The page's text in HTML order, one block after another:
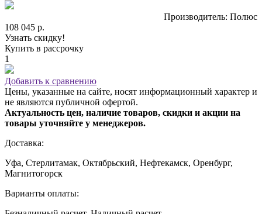
Производитель: Полюс
108 045 р.
Узнать скидку!
Купить в рассрочку
1
Добавить к сравнению
Цены, указанные на сайте, носят информационный характер и
не являются публичной офертой.
Актуальность цен, наличие товаров, скидки и акции на
товары уточняйте у менеджеров.
Доставка:
Уфа, Стерлитамак, Октябрьский, Нефтекамск, Оренбург,
Магнитогорск
Варианты оплаты: